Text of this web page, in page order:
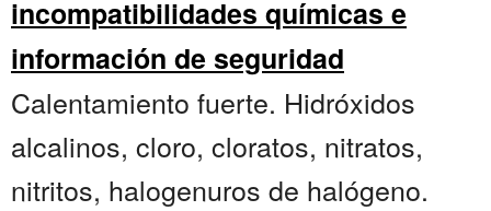
incompatibilidades químicas e
información de seguridad
Calentamiento fuerte. Hidróxidos
alcalinos, cloro, cloratos, nitratos,
nitritos, halogenuros de halógeno.